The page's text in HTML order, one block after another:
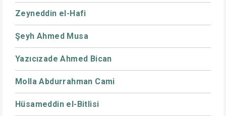
Zeyneddin el-Hafi
Şeyh Ahmed Musa
Yazıcızade Ahmed Bican
Molla Abdurrahman Cami
Hüsameddin el-Bitlisi